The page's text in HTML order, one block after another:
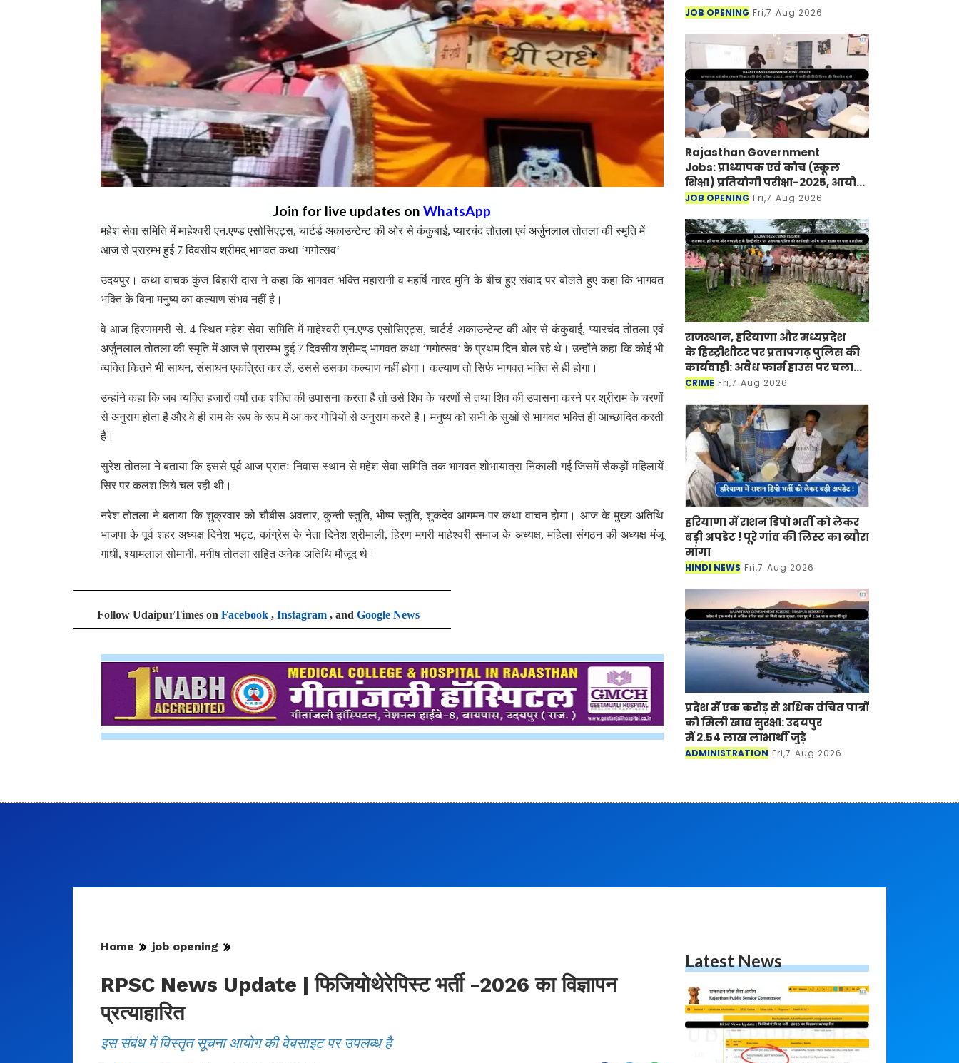
Join for live updates on WhatsApp
महेश सेवा समिति में माहेश्वरी एन.एण्ड एसोसिएट्स, चार्टर्ड अकाउन्टेन्ट की ओर से कंकुबाई, प्यारचंद तोतला एवं अर्जुनलाल तोतला की स्मृति में
आज से प्रारम्भ हुई 7 दिवसीय श्रीमद् भागवत कथा ‘गगोत्सव‘
उदयपुर। कथा वाचक कुंज बिहारी दास ने कहा कि भागवत भक्ति महारानी व महर्षि नारद मुनि के बीच हुए संवाद पर बोलते हुए कहा कि भागवत
भक्ति के बिना मनुष्य का कल्याण संभव नहीं है।
वे आज हिरणमगरी से. 4 स्थित महेश सेवा समिति में माहेश्वरी एन.एण्ड एसोसिएट्स, चार्टर्ड अकाउन्टेन्ट की ओर से कंकुबाई, प्यारचंद तोतला एवं
अर्जुनलाल तोतला की स्मृति में आज से प्रारम्भ हुई 7 दिवसीय श्रीमद् भागवत कथा ‘गगोत्सव‘ के प्रथम दिन बोल रहे थे। उन्होंने कहा कि कोई भी
व्यक्ति कितने भी साधन, संसाधन एकत्रित कर लें, उससे उसका कल्याण नहीं होगा। कल्याण तो सिर्फ भागवत भक्ति से ही होगा।
उन्हांने कहा कि जब व्यक्ति हजारों वर्षो तक शक्ति की उपासना करता है तो उसे शिव के चरणों से तथा शिव की उपासना करने पर श्रीराम के चरणों
से अनुराग होता है और वे ही राम के रूप के रूप में आ कर गोपियों से अनुराग करते है। मनुष्य को सभी के सुखों से भागवत भक्ति ही आच्छादित करती
है।
सुरेश तोतला ने बताया कि इससे पूर्व आज प्रातः निवास स्थान से महेश सेवा समिति तक भागवत शोभायात्रा निकाली गई जिसमें सैकड़ों महिलायें
सिर पर कलश लिये चल रही थी।
नरेश तोतला ने बताया कि शुक्रवार को चौबीस अवतार, कुन्ती स्तुति, भीष्म स्तुति, शुकदेव आगमन पर कथा वाचन होगा। आज के मुख्य अतिथि
भाजपा के पूर्व शहर अध्यक्ष दिनेश भट्ट, कांग्रेस के नेता दिनेश श्रीमाली, हिरण मगरी माहेश्वरी समाज के अध्यक्ष, महिला संगठन की अध्यक्ष मंजू
गांधी, श्यामलाल सोमानी, मनीष तोतला सहित अनेक अतिथि मौजूद थे।
Follow UdaipurTimes on Facebook , Instagram , and Google News
JOB OPENING Fri,7 Aug 2026
Rajasthan Government
Jobs: प्राध्यापक एवं कोच (स्कूल
शिक्षा) प्रतियोगी परीक्षा-2025, आयोग
ने जारी की हिंदी विषय की विचारित
JOB OPENING Fri,7 Aug 2026
राजस्थान, हरियाणा और मध्यप्रदेश
के हिस्ट्रीशीटर पर प्रतापगढ़ पुलिस की
कार्यवाही: अवैध फार्म हाउस पर चला
बुलडोजर
CRIME Fri,7 Aug 2026
हरियाणा में राशन डिपो भर्ती को लेकर
बड़ी अपडेट ! पूरे गांव की लिस्ट का ब्यौरा
मांगा
HINDI NEWS Fri,7 Aug 2026
प्रदेश में एक करोड़ से अधिक वंचित पात्रों
को मिली खाद्य सुरक्षा: उदयपुर
में 2.54 लाख लाभार्थी जुड़े
ADMINISTRATION Fri,7 Aug 2026
Home job opening
RPSC News Update | फिजियोथेरेपिस्ट भर्ती -2026 का विज्ञापन
प्रत्याहारित
इस संबंध में विस्तृत सूचना आयोग की वेबसाइट पर उपलब्ध है
Latest News